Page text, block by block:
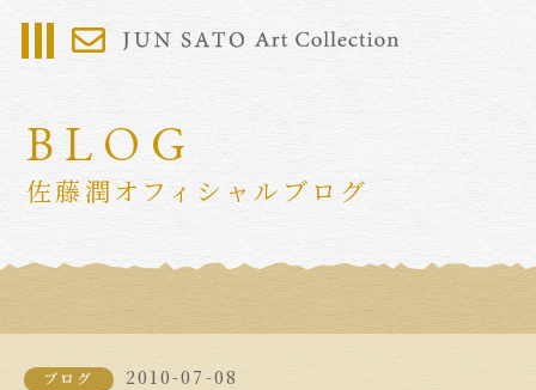
BLOG
佐藤潤オフィシャルブログ
ブログ 2010-07-08